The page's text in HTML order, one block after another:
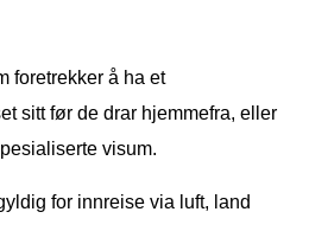
foretrekker å ha et
sitt før de drar hjemmefra, eller
visum.
for innreise via luft, land